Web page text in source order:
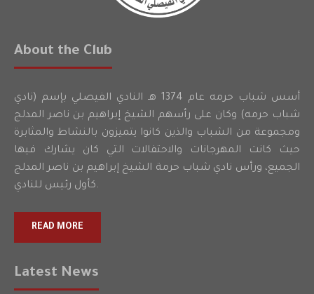
About the Club
أسس شباب حرمه عام 1374 هـ النادي الفيصلي بإسم (نادي
شباب حرمه) وكان على رأسهم الشيخ إبراهيم بن ناصر المدلج
ومجموعة من الشباب والذين كانوا يتميزون بالنشاط والمثابرة
حيث كانت المهرجانات والاحتفالات التي كان يشارك فيها
الجميع، ورأس نادي شباب حرمة الشيخ إبراهيم بن ناصر المدلج
كأول رئيس للنادي.
READ MORE
Latest News